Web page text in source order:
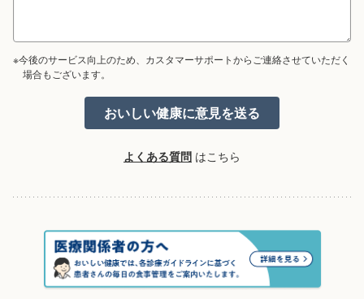
※今後のサービス向上のため、カスタマーサポートからご連絡させていただく
場合もございます。
よくある質問 はこちら